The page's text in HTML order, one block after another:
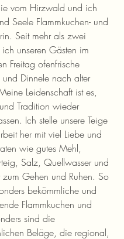
vom Hirzwald und ich
Seele Flammkuchen- und
Seit mehr als zwei
ich unseren Gästen im
Freitag ofenfrische
und Dinnele nach alter
Leidenschaft ist es,
Tradition wieder
Ich stelle unsere Teige
her mit viel Liebe und
wie gutes Mehl,
Salz, Quellwasser und
Gehen und Ruhen. So
bekömmliche und
Flammkuchen und
sind die
Beläge, die regional,